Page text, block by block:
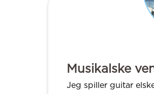
Musikalske
Jeg spiller guitar